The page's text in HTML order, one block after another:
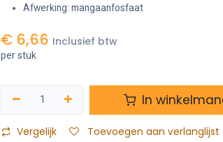
Afwerking: mangaanfosfaat
€ 6,66 Inclusief btw
per stuk
In
Vergelijk Toevoegen aan verlanglijst